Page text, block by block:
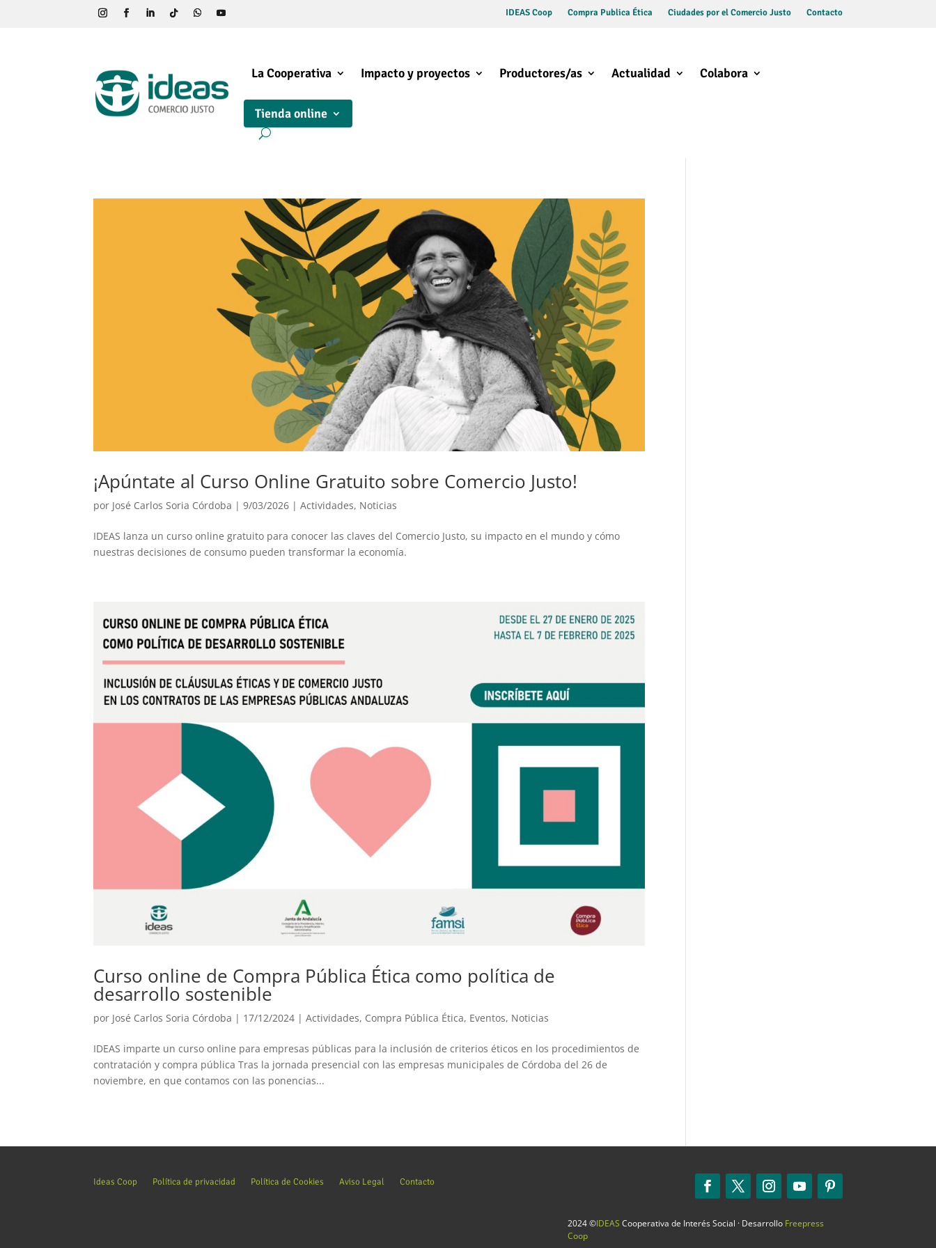
IDEAS Coop Compra Publica Ética Ciudades por el Comercio Justo Contacto
La Cooperativa Impacto y proyectos Productores/as Actualidad Colabora
Tienda online
¡Apúntate al Curso Online Gratuito sobre Comercio Justo!
por José Carlos Soria Córdoba |9/03/2026 |Actividades, Noticias
IDEAS lanza un curso online gratuito para conocer las claves del Comercio Justo, su impacto en el mundo y cómo
nuestras decisiones de consumo pueden transformar la economía.
Curso online de Compra Pública Ética como política de
desarrollo sostenible
por José Carlos Soria Córdoba | 17/12/2024 |Actividades, Compra Pública Ética, Eventos, Noticias
IDEAS imparte un curso online para empresas públicas para la inclusión de criterios éticos en los procedimientos de
contratación y compra pública Tras la jornada presencial con las empresas municipales de Córdoba del 26 de
noviembre, en que contamos con las ponencias...
Ideas Coop Política de privacidad Política de Cookies Aviso Legal Contacto
2024 ©IDEAS Cooperativa de Interés Social · Desarrollo Freepress
Coop